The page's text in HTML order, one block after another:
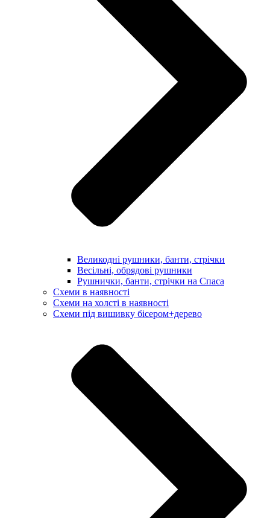
Великодні рушники, банти, стрічки
Весільні, обрядові рушники
Рушнички, банти, стрічки на Спаса
Схеми в наявності
Схеми на холсті в наявності
Схеми під вишивку бісером+дерево